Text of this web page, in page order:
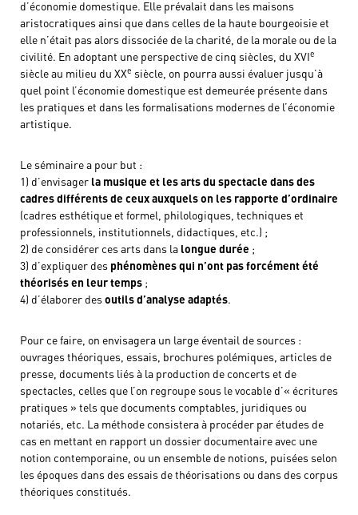
d’économie domestique. Elle prévalait dans les maisons
aristocratiques ainsi que dans celles de la haute bourgeoisie et
elle n’était pas alors dissociée de la charité, de la morale ou de la
civilité. En adoptant une perspective de cinq siècles, du XVIe
siècle au milieu du XXe siècle, on pourra aussi évaluer jusqu’à
quel point l’économie domestique est demeurée présente dans
les pratiques et dans les formalisations modernes de l’économie
artistique.
Le séminaire a pour but :
1) d’envisager la musique et les arts du spectacle dans des
cadres différents de ceux auxquels on les rapporte d’ordinaire
(cadres esthétique et formel, philologiques, techniques et
professionnels, institutionnels, didactiques, etc.) ;
2) de considérer ces arts dans la longue durée ;
3) d’expliquer des phénomènes qui n’ont pas forcément été
théorisés en leur temps ;
4) d’élaborer desoutils d’analyse adaptés.
Pour ce faire, on envisagera un large éventail de sources :
ouvrages théoriques, essais, brochures polémiques, articles de
presse, documents liés à la production de concerts et de
spectacles, celles que l’on regroupe sous le vocable d’« écritures
pratiques » tels que documents comptables, juridiques ou
notariés, etc. La méthode consistera à procéder par études de
cas en mettant en rapport un dossier documentaire avec une
notion contemporaine, ou un ensemble de notions, puisées selon
les époques dans des essais de théorisations ou dans des corpus
théoriques constitués.